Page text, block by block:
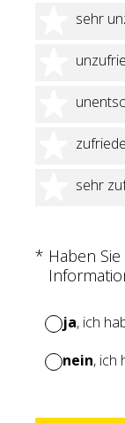
sehr
1
2
3
4
sehr
5
* Haben
ja, ich
nein, ich